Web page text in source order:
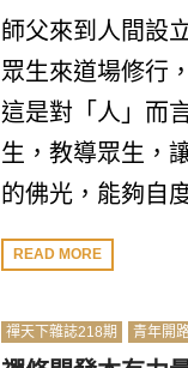
師父來到人間設
眾生來道場修行
這是對「人」而
生，教導眾生，
的佛光，能夠自
READ MORE
禪天下雜誌218期 青年開